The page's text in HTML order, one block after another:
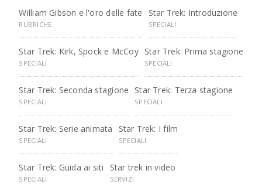
William Gibson e l'oro delle fate
RUBRICHE
Star Trek: Introduzione
SPECIALI
Star Trek: Kirk, Spock e McCoy
SPECIALI
Star Trek: Prima stagione
SPECIALI
Star Trek: Seconda stagione
SPECIALI
Star Trek: Terza stagione
SPECIALI
Star Trek: Serie animata
SPECIALI
Star Trek: I film
SPECIALI
Star Trek: Guida ai siti
SPECIALI
Star trek in video
SERVIZI